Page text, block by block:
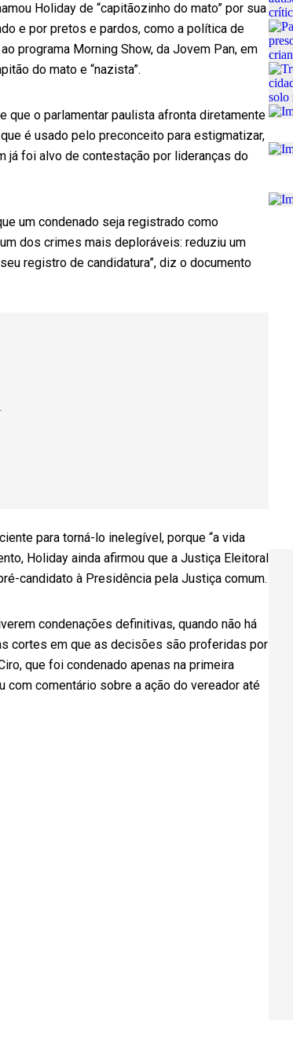
Holiday de “capitãozinho do mato” por sua
e por pretos e pardos, como a política de
programa Morning Show, da Jovem Pan, em
do mato e “nazista”.
o parlamentar paulista afronta diretamente
é usado pelo preconceito para estigmatizar,
já foi alvo de contestação por lideranças do
um condenado seja registrado como
dos crimes mais deploráveis: reduziu um
registro de candidatura”, diz o documento
para torná-lo inelegível, porque “a vida
Holiday ainda afirmou que a Justiça Eleitoral
candidato à Presidência pela Justiça comum.
condenações definitivas, quando não há
cortes em que as decisões são proferidas por
que foi condenado apenas na primeira
com comentário sobre a ação do vereador até